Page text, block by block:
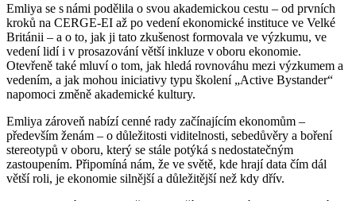
Emliya se s námi podělila o svou akademickou cestu – od prvních
kroků na CERGE-EI až po vedení ekonomické instituce ve Velké
Británii – a o to, jak ji tato zkušenost formovala ve výzkumu, ve
vedení lidí i v prosazování větší inkluze v oboru ekonomie.
Otevřeně také mluví o tom, jak hledá rovnováhu mezi výzkumem a
vedením, a jak mohou iniciativy typu školení „Active Bystander“
napomoci změně akademické kultury.
Emliya zároveň nabízí cenné rady začínajícím ekonomům –
především ženám – o důležitosti viditelnosti, sebedůvěry a boření
stereotypů v oboru, který se stále potýká s nedostatečným
zastoupením. Připomíná nám, že ve světě, kde hrají data čím dál
větší roli, je ekonomie silnější a důležitější než kdy dřív.